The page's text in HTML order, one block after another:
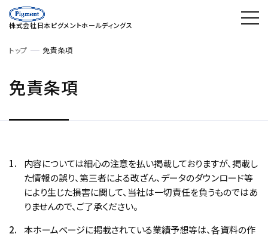
株式会社日本ピグメントホールディングス
トップ 免責条項
免責条項
内容については細心の注意を払い掲載しておりますが、掲載し
た情報の誤り、第三者による改ざん、データのダウンロード等
により生じた損害に関して、当社は一切責任を負うものではあ
りませんので、ご了承ください。
本ホームページに掲載されている業績予想等は、各資料の作